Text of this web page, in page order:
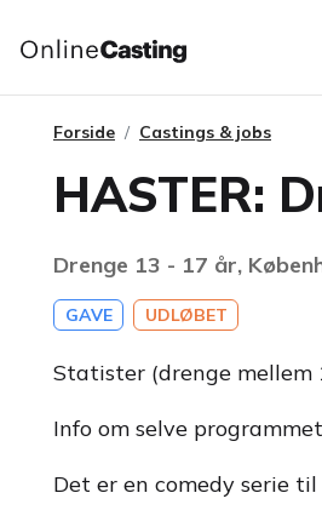
Forside Castings & jobs
HASTER:
Drenge 13 - 17 år,
GAVE UDLØBET
Statister (drenge mellem
Info om selve
Det er en comedy serie